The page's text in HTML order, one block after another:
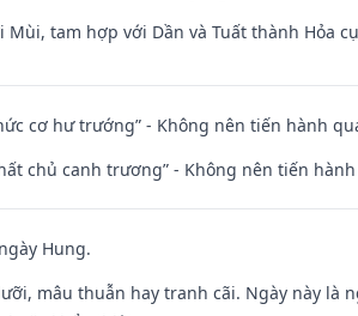
tam hợp với Dần và Tuất thành Hỏa
cơ hư trướng” - Không nên tiến hành
chủ canh trương” - Không nên tiến
Hung.
mâu thuẫn hay tranh cãi. Ngày này là